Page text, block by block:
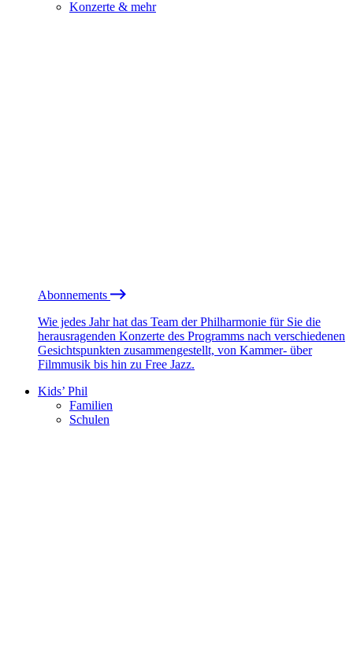
Konzerte & mehr
Abonnements
Wie jedes Jahr hat das Team der Philharmonie für Sie die
herausragenden Konzerte des Programms nach verschiedenen
Gesichtspunkten zusammengestellt, von Kammer- über
Filmmusik bis hin zu Free Jazz.
Kids’ Phil
Familien
Schulen